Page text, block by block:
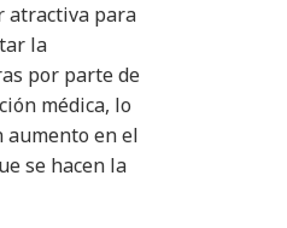
atractiva para
la
por parte de
médica, lo
aumento en el
se hacen la